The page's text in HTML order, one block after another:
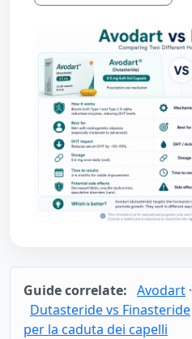
Guide correlate: Avodart ·
Dutasteride vs Finasteride
per la caduta dei capelli